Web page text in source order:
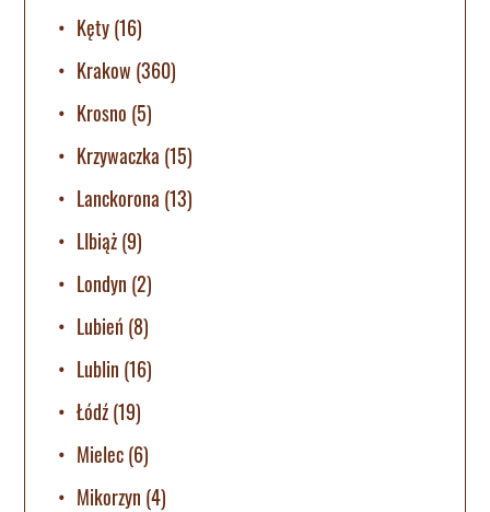
Kęty(16)
Krakow (360)
Krosno (5)
Krzywaczka (15)
Lanckorona (13)
LIbiąż(9)
Londyn (2)
Lubień (8)
Lublin (16)
Łódź(19)
Mielec(6)
Mikorzyn (4)